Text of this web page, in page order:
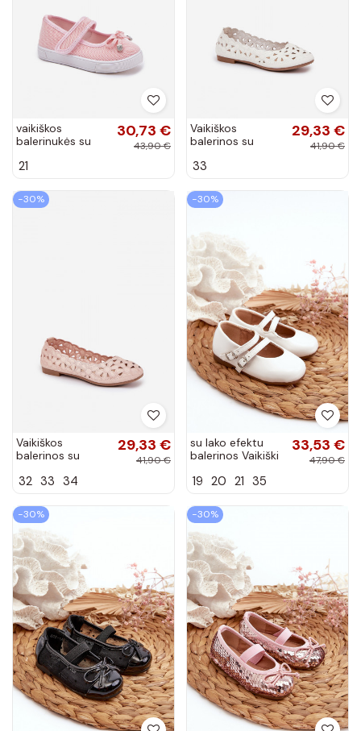
vaikiškos
balerinukės su
spalvos Amirinas
30,73 €
43,90 €
21
Vaikiškos
balerinos su
elementais, blizgi
Zindira
29,33 €
41,90 €
33
−30%
Vaikiškos
balerinos su
elementais, blizgi
Zindira
29,33 €
41,90 €
32 33 34
−30%
su lako efektu
balerinos Vaikiški
baltos spalvos
33,53 €
47,90 €
19 20 21 35
−30% −30%